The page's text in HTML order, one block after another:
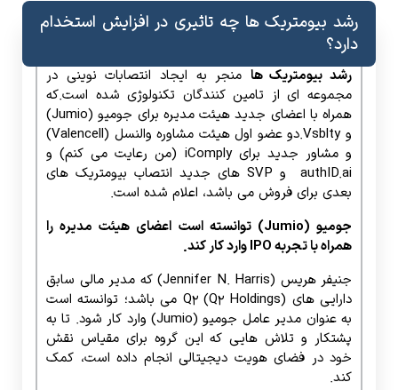
رشد بیومتریک ها چه تاثیری در افزایش استخدام
دارد؟
رشد بیومتریک ها منجر به ایجاد انتصابات نوینی در
مجموعه ای از تامین کنندگان تکنولوژی شده است.که
همراه با اعضای جدید هیئت مدیره برای جومیو (Jumio)
و Vsblty.دو عضو اول هیئت مشاوره والنسل (Valencell)
و مشاور جدید برای iComply (من رعایت می کنم) و
authID.ai و SVP های جدید انتصاب بیومتریک های
بعدی برای فروش می باشد، اعلام شده است.
جومیو (Jumio) توانسته است اعضای هیئت مدیره را
همراه با تجربه IPO وارد کار کند.
جنیفر هریس (Jennifer N. Harris) که مدیر مالی سابق
دارایی های Q2 (Q2 Holdings) می باشد؛ توانسته است
به عنوان مدیر عامل جومیو (Jumio) وارد کار شود. تا به
پشتکار و تلاش هایی که این گروه برای مقیاس نقش
خود در فضای هویت دیجیتالی انجام داده است، کمک
کند.